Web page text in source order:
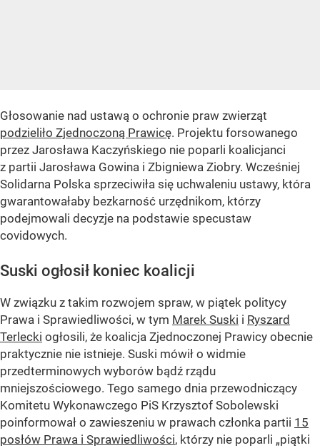
Głosowanie nad ustawą o ochronie praw zwierząt
podzieliło Zjednoczoną Prawicę. Projektu forsowanego
przez Jarosława Kaczyńskiego nie poparli koalicjanci
z partii Jarosława Gowina i Zbigniewa Ziobry. Wcześniej
Solidarna Polska sprzeciwiła się uchwaleniu ustawy, która
gwarantowałaby bezkarność urzędnikom, którzy
podejmowali decyzje na podstawie specustaw
covidowych.
Suski ogłosił koniec koalicji
W związku z takim rozwojem spraw, w piątek politycy
Prawa i Sprawiedliwości, w tym Marek Suski i Ryszard
Terlecki ogłosili, że koalicja Zjednoczonej Prawicy obecnie
praktycznie nie istnieje. Suski mówił o widmie
przedterminowych wyborów bądź rządu
mniejszościowego. Tego samego dnia przewodniczący
Komitetu Wykonawczego PiS Krzysztof Sobolewski
poinformował o zawieszeniu w prawach członka partii 15
posłów Prawa i Sprawiedliwości, którzy nie poparli „piątki